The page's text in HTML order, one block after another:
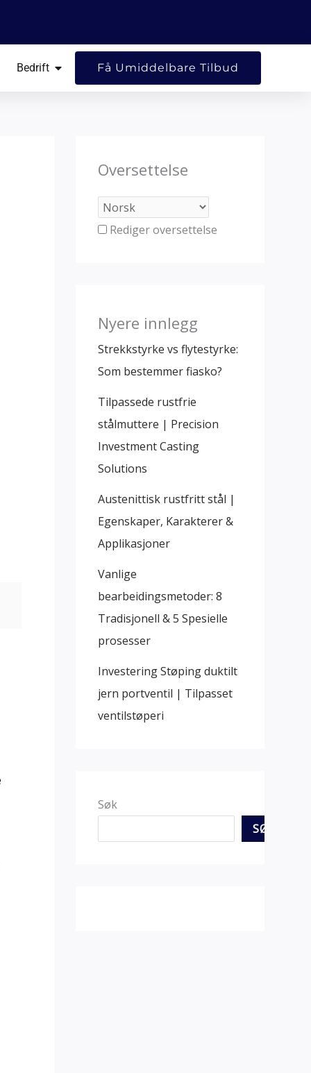
RESSURSER
Bedrift ÅPNE BEDRIFTFå Umiddelbare Tilbud
Oversettelse
Rediger oversettelse
Nyere innlegg
Strekkstyrke vs flytestyrke:
Som bestemmer fiasko?
Tilpassede rustfrie
stålmuttere | Precision
Investment Casting
Solutions
Austenittisk rustfritt stål |
Egenskaper, Karakterer &
Applikasjoner
Vanlige
bearbeidingsmetoder: 8
Tradisjonell & 5 Spesielle
prosesser
Investering Støping duktilt
jern portventil | Tilpasset
ventilstøperi
Søk
SØK